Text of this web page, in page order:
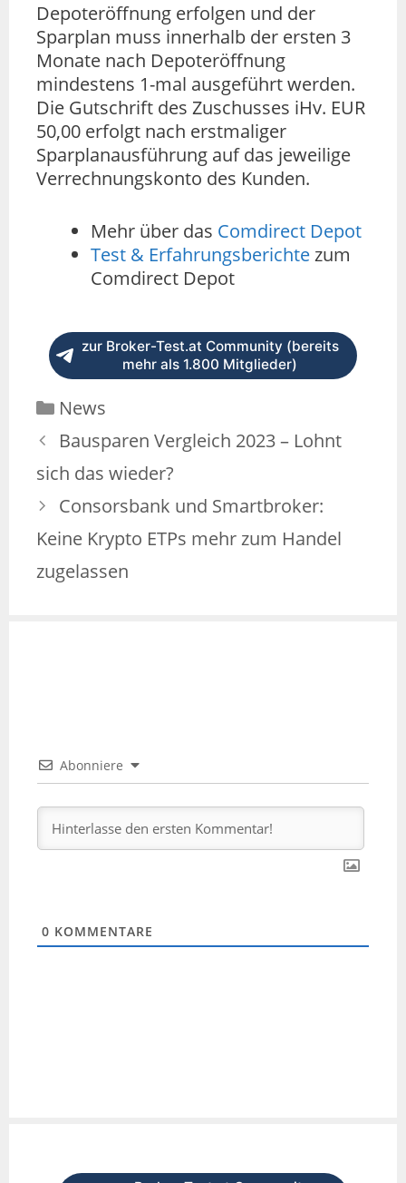
Depoteröffnung erfolgen und der
Sparplan muss innerhalb der ersten 3
Monate nach Depoteröffnung
mindestens 1-mal ausgeführt werden.
Die Gutschrift des Zuschusses iHv. EUR
50,00 erfolgt nach erstmaliger
Sparplanausführung auf das jeweilige
Verrechnungskonto des Kunden.
Mehr über das Comdirect Depot
Test & Erfahrungsberichtezum
Comdirect Depot
zur Broker-Test.at Community (bereits
mehr als 1.800 Mitglieder)
News
Bausparen Vergleich 2023 – Lohnt
sich das wieder?
Consorsbank und Smartbroker:
Keine Krypto ETPs mehr zum Handel
zugelassen
Abonniere
0 KOMMENTARE